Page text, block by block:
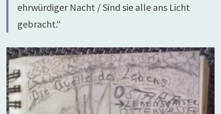
ehrwürdiger Nacht / Sind sie alle ans Licht
gebracht.“